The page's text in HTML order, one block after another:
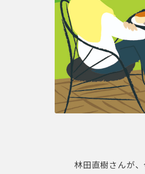
林田直樹さんが